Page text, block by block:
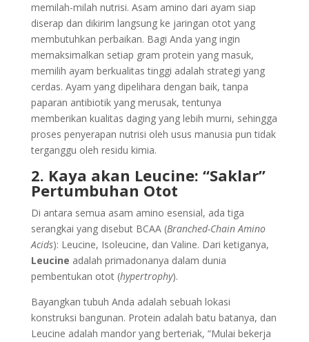
memilah-milah nutrisi. Asam amino dari ayam siap
diserap dan dikirim langsung ke jaringan otot yang
membutuhkan perbaikan. Bagi Anda yang ingin
memaksimalkan setiap gram protein yang masuk,
memilih ayam berkualitas tinggi adalah strategi yang
cerdas. Ayam yang dipelihara dengan baik, tanpa
paparan antibiotik yang merusak, tentunya
memberikan kualitas daging yang lebih murni, sehingga
proses penyerapan nutrisi oleh usus manusia pun tidak
terganggu oleh residu kimia.
2. Kaya akan Leucine: “Saklar”
Pertumbuhan Otot
Di antara semua asam amino esensial, ada tiga
serangkai yang disebut BCAA (Branched-Chain Amino
Acids): Leucine, Isoleucine, dan Valine. Dari ketiganya,
Leucine adalah primadonanya dalam dunia
pembentukan otot (hypertrophy).
Bayangkan tubuh Anda adalah sebuah lokasi
konstruksi bangunan. Protein adalah batu batanya, dan
Leucine adalah mandor yang berteriak, “Mulai bekerja